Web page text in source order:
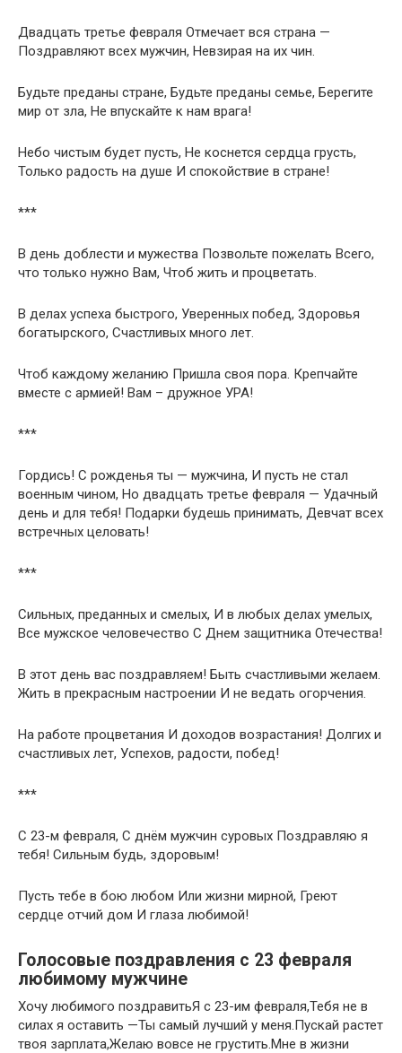
Двадцать третье февраля Отмечает вся страна —
Поздравляют всех мужчин, Невзирая на их чин.
Будьте преданы стране, Будьте преданы семье, Берегите
мир от зла, Не впускайте к нам врага!
Небо чистым будет пусть, Не коснется сердца грусть,
Только радость на душе И спокойствие в стране!
***
В день доблести и мужества Позвольте пожелать Всего,
что только нужно Вам, Чтоб жить и процветать.
В делах успеха быстрого, Уверенных побед, Здоровья
богатырского, Счастливых много лет.
Чтоб каждому желанию Пришла своя пора. Крепчайте
вместе с армией! Вам – дружное УРА!
***
Гордись! С рожденья ты — мужчина, И пусть не стал
военным чином, Но двадцать третье февраля — Удачный
день и для тебя! Подарки будешь принимать, Девчат всех
встречных целовать!
***
Сильных, преданных и смелых, И в любых делах умелых,
Все мужское человечество С Днем защитника Отечества!
В этот день вас поздравляем! Быть счастливыми желаем.
Жить в прекрасным настроении И не ведать огорчения.
На работе процветания И доходов возрастания! Долгих и
счастливых лет, Успехов, радости, побед!
***
С 23-м февраля, С днём мужчин суровых Поздравляю я
тебя! Сильным будь, здоровым!
Пусть тебе в бою любом Или жизни мирной, Греют
сердце отчий дом И глаза любимой!
Голосовые поздравления с 23 февраля
любимому мужчине
Хочу любимого поздравитьЯ с 23-им февраля,Тебя не в
силах я оставить —Ты самый лучший у меня.Пускай растет
твоя зарплата,Желаю вовсе не грустить.Мне в жизни